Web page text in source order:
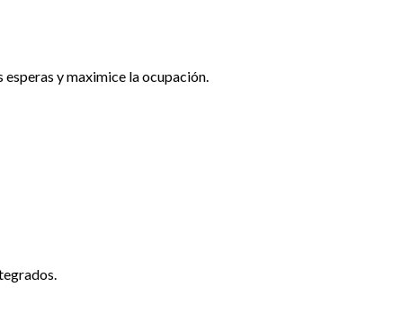
y maximice la ocupación.